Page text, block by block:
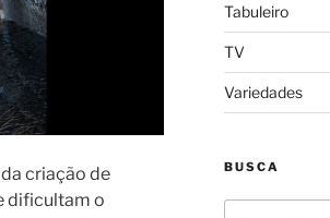
criação de
dificultam o
Tabuleiro
TV
Variedades
BUSCA